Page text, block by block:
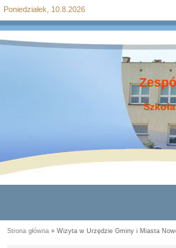
Przejdź
do
mapy
strony
Przejdź do
wyszukiwania
Przejdź
do menu
głównego
Przejdź
do
treści
Przejdź
do
stopki
Poniedziałek, 10.8.2026
Strona główna » Wizyta w Urzędzie Gminy i Miasta